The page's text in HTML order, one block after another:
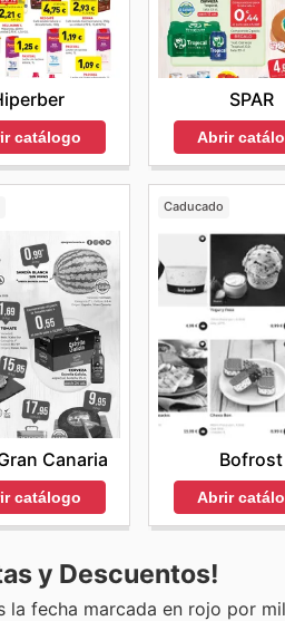
catálogo
SPAR
Abrir
Canaria
catálogo
Caducado
Bofrost
Abrir
y Descuentos!
fecha marcada en rojo por